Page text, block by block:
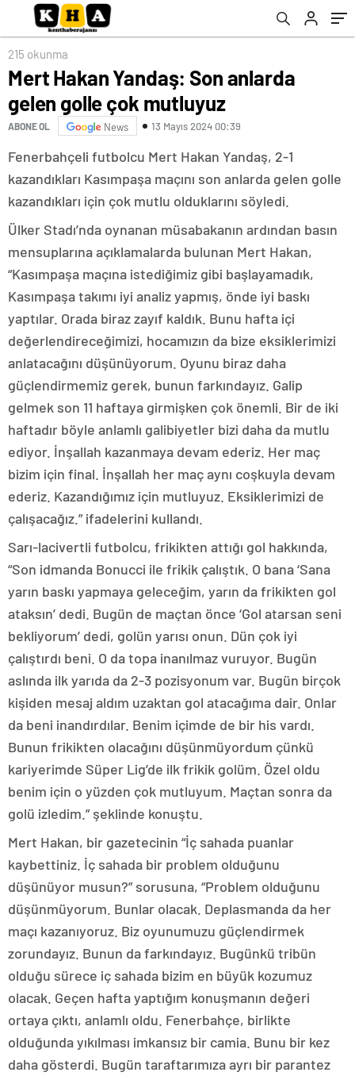
215 okunma
Mert Hakan Yandaş: Son anlarda
gelen golle çok mutluyuz
ABONE OL News 13 Mayıs 2024 00:39
Fenerbahçeli futbolcu Mert Hakan Yandaş, 2-1
kazandıkları Kasımpaşa maçını son anlarda gelen golle
kazandıkları için çok mutlu olduklarını söyledi.
Ülker Stadı’nda oynanan müsabakanın ardından basın
mensuplarına açıklamalarda bulunan Mert Hakan,
“Kasımpaşa maçına istediğimiz gibi başlayamadık,
Kasımpaşa takımı iyi analiz yapmış, önde iyi baskı
yaptılar. Orada biraz zayıf kaldık. Bunu hafta içi
değerlendireceğimizi, hocamızın da bize eksiklerimizi
anlatacağını düşünüyorum. Oyunu biraz daha
güçlendirmemiz gerek, bunun farkındayız. Galip
gelmek son 11 haftaya girmişken çok önemli. Bir de iki
haftadır böyle anlamlı galibiyetler bizi daha da mutlu
ediyor. İnşallah kazanmaya devam ederiz. Her maç
bizim için final. İnşallah her maç aynı coşkuyla devam
ederiz. Kazandığımız için mutluyuz. Eksiklerimizi de
çalışacağız.” ifadelerini kullandı.
Sarı-lacivertli futbolcu, frikikten attığı gol hakkında,
“Son idmanda Bonucci ile frikik çalıştık. O bana ‘Sana
yarın baskı yapmaya geleceğim, yarın da frikikten gol
ataksın’ dedi. Bugün de maçtan önce ‘Gol atarsan seni
bekliyorum’ dedi, golün yarısı onun. Dün çok iyi
çalıştırdı beni. O da topa inanılmaz vuruyor. Bugün
aslında ilk yarıda da 2-3 pozisyonum var. Bugün birçok
kişiden mesaj aldım uzaktan gol atacağıma dair. Onlar
da beni inandırdılar. Benim içimde de bir his vardı.
Bunun frikikten olacağını düşünmüyordum çünkü
kariyerimde Süper Lig’de ilk frikik golüm. Özel oldu
benim için o yüzden çok mutluyum. Maçtan sonra da
golü izledim.” şeklinde konuştu.
Mert Hakan, bir gazetecinin “İç sahada puanlar
kaybettiniz. İç sahada bir problem olduğunu
düşünüyor musun?” sorusuna, “Problem olduğunu
düşünmüyorum. Bunlar olacak. Deplasmanda da her
maçı kazanıyoruz. Biz oyunumuzu güçlendirmek
zorundayız. Bunun da farkındayız. Bugünkü tribün
olduğu sürece iç sahada bizim en büyük kozumuz
olacak. Geçen hafta yaptığım konuşmanın değeri
ortaya çıktı, anlamlı oldu. Fenerbahçe, birlikte
olduğunda yıkılması imkansız bir camia. Bunu bir kez
daha gösterdi. Bugün taraftarımıza ayrı bir parantez